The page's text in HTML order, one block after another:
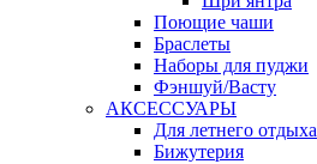
Поющие чаши
Браслеты
Наборы для пуджи
Фэншуй/Васту
АКСЕССУАРЫ
Для летнего отдыха
Бижутерия